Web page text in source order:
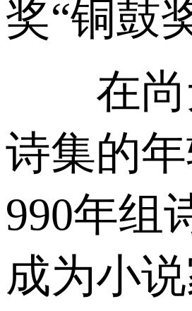
奖“铜鼓
在尚无
诗集的
990年组
成为小